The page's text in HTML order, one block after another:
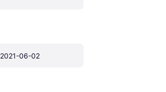
2021-06-02